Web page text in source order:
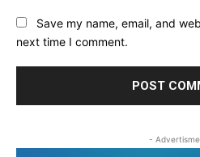
Save my name, email, and
next time I comment.
-